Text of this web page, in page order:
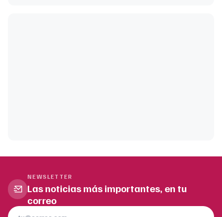
NEWSLETTER
Las noticias más importantes, en tu
correo